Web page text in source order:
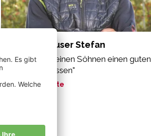
Spechtenhauser Stefan
"Ich möchte meinen Söhnen einen guten
Boden hinterlassen"
Meine Geschichte